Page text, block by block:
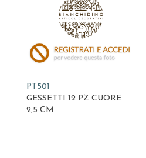
PT501
GESSETTI 12 PZ CUORE
2,5 CM